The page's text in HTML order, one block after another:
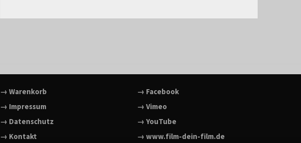
→ Warenkorb
→ Impressum
→ Datenschutz
→ Kontakt
→ Facebook
→ Vimeo
→ YouTube
→ www.film-dein-film.de